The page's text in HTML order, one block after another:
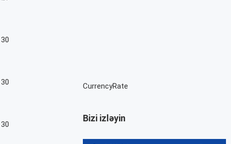
30
30
30
CurrencyRate
Bizi izləyin